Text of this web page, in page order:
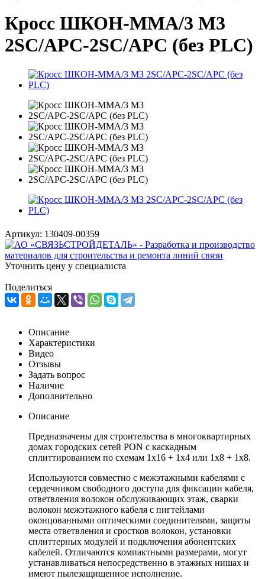
Кросс ШКОН-ММА/3 М3
2SC/APC-2SC/APC (без PLC)
Артикул: 130409-00359
Уточнить цену у специалиста
Поделиться
Описание
Характеристики
Видео
Отзывы
Задать вопрос
Наличие
Дополнительно
Описание
Предназначены для строительства в многоквартирных
домах городских сетей PON с каскадным
сплиттированием по схемам 1х16 + 1х4 или 1х8 + 1х8.
Используются совместно с межэтажными кабелями с
сердечником свободного доступа для фиксации кабеля,
ответвления волокон обслуживающих этаж, сварки
волокон межэтажного кабеля с пигтейлами
оконцованными оптическими соединителями, защиты
места ответвления и сростков волокон, установки
сплиттерных модулей и подключения абонентских
кабелей. Отличаются компактными размерами, могут
устанавливаться непосредственно в этажных нишах и
имеют пылезащищенное исполнение.